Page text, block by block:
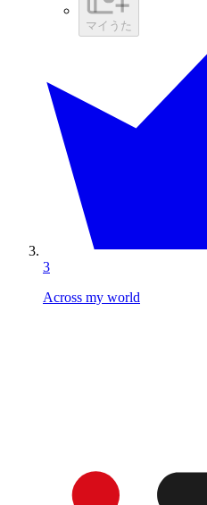
マイうた
3
Across my world